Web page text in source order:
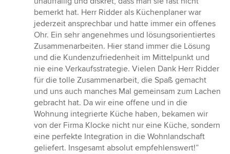
bemerkt hat. Herr Ridder als Küchenplaner war
jederzeit ansprechbar und hatte immer ein offenes
Ohr. Ein sehr angenehmes und lösungsorientiertes
Zusammenarbeiten. Hier stand immer die Lösung
und die Kundenzufriedenheit im Mittelpunkt und
nie eine Verkaufsstrategie. Vielen Dank Herr Ridder
für die tolle Zusammenarbeit, die Spaß gemacht
und uns auch manches Mal gemeinsam zum Lachen
gebracht hat. Da wir eine offene und in die
Wohnung integrierte Küche haben, bekamen wir
von der Firma Klocke nicht nur eine Küche, sondern
eine perfekte Integration in die Wohnlandschaft
geliefert. Insgesamt absolut empfehlenswert!”